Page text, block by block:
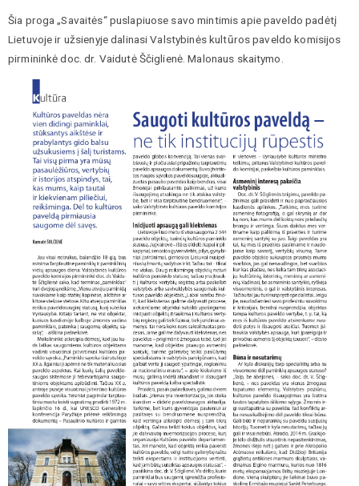
Šia proga „Savaitės“ puslapiuose savo mintimis apie paveldo padėtį
Lietuvoje ir užsienyje dalinasi Valstybinės kultūros paveldo komisijos
pirmininkė doc. dr. Vaidutė Ščiglienė. Malonaus skaitymo.